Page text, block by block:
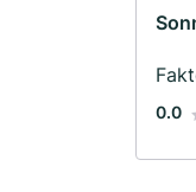
0.0